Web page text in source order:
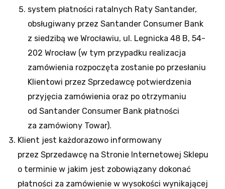
system płatności ratalnych Raty Santander,
obsługiwany przez Santander Consumer Bank
z siedzibą we Wrocławiu, ul. Legnicka 48 B, 54-
202 Wrocław (w tym przypadku realizacja
zamówienia rozpoczęta zostanie po przesłaniu
Klientowi przez Sprzedawcę potwierdzenia
przyjęcia zamówienia oraz po otrzymaniu
od Santander Consumer Bank płatności
za zamówiony Towar).
Klient jest każdorazowo informowany
przez Sprzedawcę na Stronie Internetowej Sklepu
o terminie w jakim jest zobowiązany dokonać
płatności za zamówienie w wysokości wynikającej